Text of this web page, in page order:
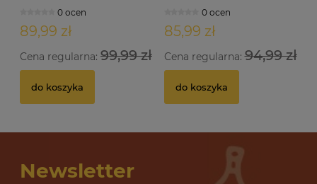
0 ocen
89,99 zł
Cena regularna: 99,99 zł
do koszyka
0 ocen
85,99 zł
Cena regularna:94,99 zł
do koszyka
Newsletter